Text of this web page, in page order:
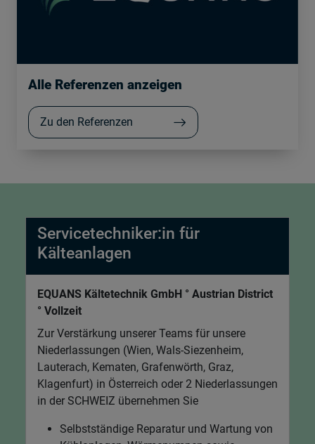
Alle Referenzen anzeigen
Zu den Referenzen
Servicetechniker:in für
Kälteanlagen
EQUANS Kältetechnik GmbH ° Austrian District
° Vollzeit
Zur Verstärkung unserer Teams für unsere
Niederlassungen (Wien, Wals-Siezenheim,
Lauterach, Kematen, Grafenwörth, Graz,
Klagenfurt) in Österreich oder 2 Niederlassungen
in der SCHWEIZ übernehmen Sie
Selbstständige Reparatur und Wartung von